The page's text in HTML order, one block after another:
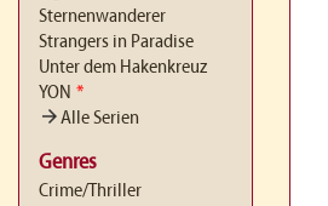
Sternenwanderer
Strangers in Paradise
Unter dem Hakenkreuz
YON *
arrow_forwardAlle Serien
Genres
Crime/Thriller